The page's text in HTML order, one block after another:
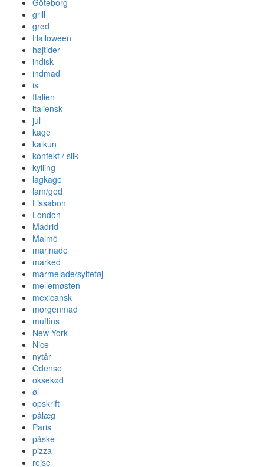
grill
grød
Halloween
højtider
indisk
indmad
is
Italien
italiensk
jul
kage
kalkun
konfekt / slik
kylling
lagkage
lam/ged
Lissabon
London
Madrid
Malmö
marinade
marked
marmelade/syltetøj
mellemøsten
mexicansk
morgenmad
muffins
New York
Nice
nytår
Odense
oksekød
øl
opskrift
pålæg
Paris
påske
pizza
rejse